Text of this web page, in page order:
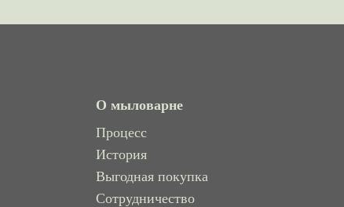
О мыловарне
Процесс
История
Выгодная покупка
Сотрудничество